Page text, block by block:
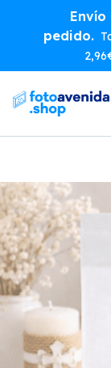
pedido.